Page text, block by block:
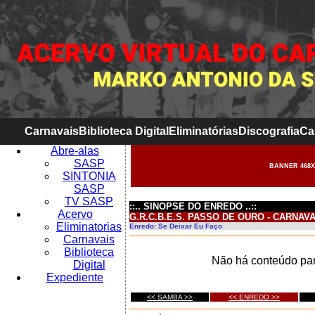
CarnavaisBiblioteca Digital EliminatóriasDiscografia
Abre-alas
SASP
SINTONIA
SASP
TV SASP
Acervo
Eliminatorias
Carnavais
Biblioteca
Digital
Expediente
BANNER
::.. SINOPSE DO ENREDO ..::
G.R.C.B.E.S. PASSO DE OURO -
Enredo: Se Deixar Eu Faço
Não há conteúdo
<< SAMBA >> << ENREDO >>